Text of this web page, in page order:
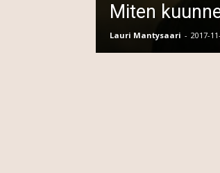
Miten
Lauri Mantysaari - 2017-